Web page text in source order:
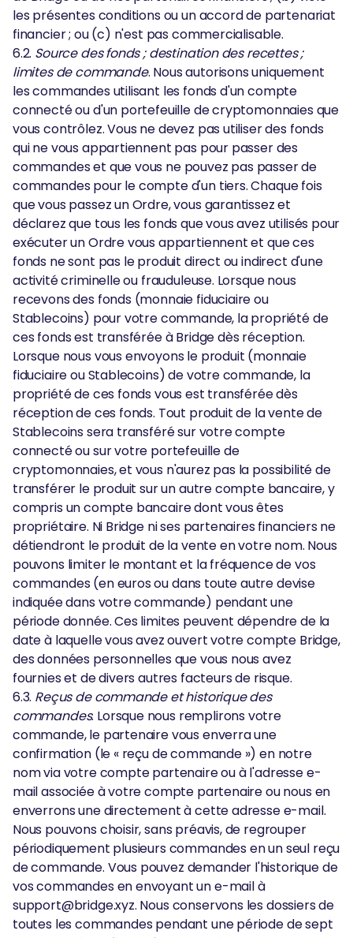
les présentes conditions ou un accord de partenariat
financier ; ou (c) n'est pas commercialisable.
6.2. Source des fonds ; destination des recettes ;
limites de commande. Nous autorisons uniquement
les commandes utilisant les fonds d'un compte
connecté ou d'un portefeuille de cryptomonnaies que
vous contrôlez. Vous ne devez pas utiliser des fonds
qui ne vous appartiennent pas pour passer des
commandes et que vous ne pouvez pas passer de
commandes pour le compte d'un tiers. Chaque fois
que vous passez un Ordre, vous garantissez et
déclarez que tous les fonds que vous avez utilisés pour
exécuter un Ordre vous appartiennent et que ces
fonds ne sont pas le produit direct ou indirect d'une
activité criminelle ou frauduleuse. Lorsque nous
recevons des fonds (monnaie fiduciaire ou
Stablecoins) pour votre commande, la propriété de
ces fonds est transférée à Bridge dès réception.
Lorsque nous vous envoyons le produit (monnaie
fiduciaire ou Stablecoins) de votre commande, la
propriété de ces fonds vous est transférée dès
réception de ces fonds. Tout produit de la vente de
Stablecoins sera transféré sur votre compte
connecté ou sur votre portefeuille de
cryptomonnaies, et vous n'aurez pas la possibilité de
transférer le produit sur un autre compte bancaire, y
compris un compte bancaire dont vous êtes
propriétaire. Ni Bridge ni ses partenaires financiers ne
détiendront le produit de la vente en votre nom. Nous
pouvons limiter le montant et la fréquence de vos
commandes (en euros ou dans toute autre devise
indiquée dans votre commande) pendant une
période donnée. Ces limites peuvent dépendre de la
date à laquelle vous avez ouvert votre compte Bridge,
des données personnelles que vous nous avez
fournies et de divers autres facteurs de risque.
6.3. Reçus de commande et historique des
commandes. Lorsque nous remplirons votre
commande, le partenaire vous enverra une
confirmation (le « reçu de commande ») en notre
nom via votre compte partenaire ou à l'adresse e-
mail associée à votre compte partenaire ou nous en
enverrons une directement à cette adresse e-mail.
Nous pouvons choisir, sans préavis, de regrouper
périodiquement plusieurs commandes en un seul reçu
de commande. Vous pouvez demander l'historique de
vos commandes en envoyant un e-mail à
support@bridge.xyz. Nous conservons les dossiers de
toutes les commandes pendant une période de sept